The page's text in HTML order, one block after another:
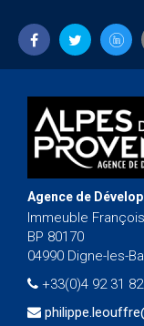
Agence de
Immeuble
BP 80170
04990 Digne-les-
+33(0)4 92 31